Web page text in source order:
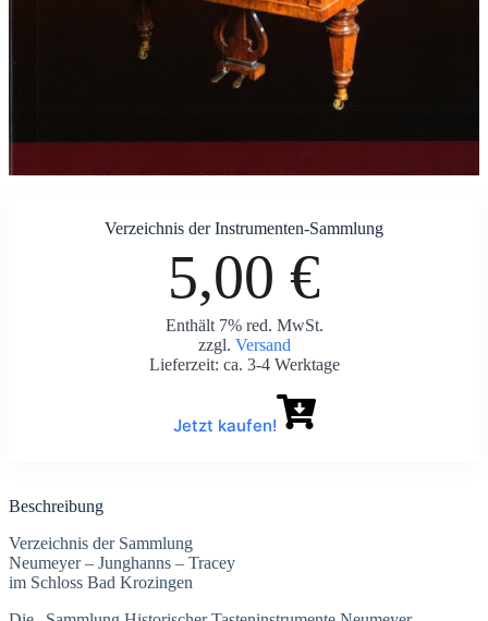
Verzeichnis der Instrumenten-Sammlung
5,00 €
Enthält 7% red. MwSt.
zzgl. Versand
Lieferzeit: ca. 3-4 Werktage
Jetzt kaufen!
Beschreibung
Verzeichnis der Sammlung
Neumeyer – Junghanns – Tracey
im Schloss Bad Krozingen